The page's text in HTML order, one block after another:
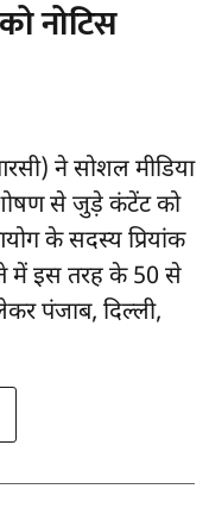
नोटिस
ने सोशल मीडिया
शोषण से जुड़े कंटेंट को
के सदस्य प्रियांक
में इस तरह के 50 से
पंजाब, दिल्ली,